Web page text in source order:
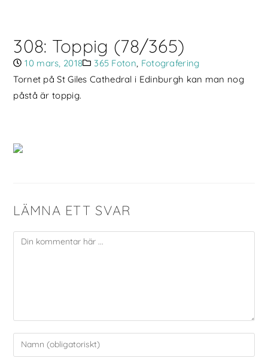
308: Toppig (78/365)
10 mars, 2018 365 Foton Fotografering
Tornet på St Giles Cathedral i Edinburgh kan man nog
påstå är toppig.
LÄMNA ETT SVAR